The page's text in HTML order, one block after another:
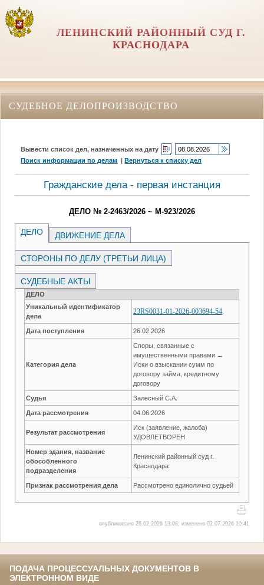
ЛЕНИНСКИЙ РАЙОННЫЙ СУД Г.
КРАСНОДАРА
СУДЕБНОЕ ДЕЛОПРОИЗВОДСТВО
Вывести список дел, назначенных на дату
Поиск информации по делам |Вернуться к списку дел
Гражданские дела - первая инстанция
ДЕЛО № 2-2463/2026 ~ М-923/2026
ДЕЛО ДВИЖЕНИЕ ДЕЛА
СТОРОНЫ ПО ДЕЛУ (ТРЕТЬИ ЛИЦА)
СУДЕБНЫЕ АКТЫ
ДЕЛО
Уникальный идентификатор
дела
23RS0031-01-2026-003694-54
Дата поступления 26.02.2026
Категория дела
Споры, связанные с
имущественными правами →
Иски о взыскании сумм по
договору займа, кредитному
договору
Судья Залесный С.А.
Дата рассмотрения 04.06.2026
Результат рассмотрения
Иск (заявление, жалоба)
УДОВЛЕТВОРЕН
Номер здания, название
обособленного
подразделения
Ленинский районный суд г.
Краснодара
Признак рассмотрения дела Рассмотрено единолично судьей
опубликовано 26.02.2026 13:08, изменено 02.07.2026 10:41
ПОДАЧА ПРОЦЕССУАЛЬНЫХ ДОКУМЕНТОВ В
ЭЛЕКТРОННОМ ВИДЕ